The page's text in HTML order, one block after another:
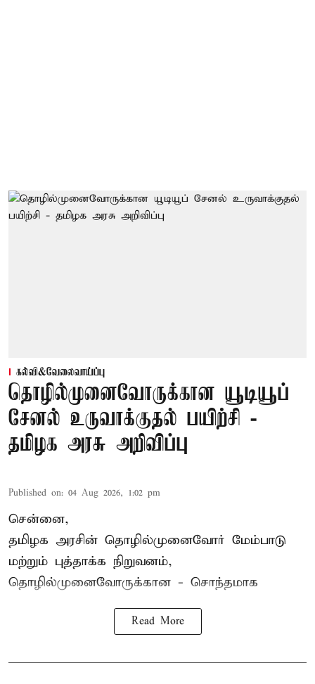
கல்வி&வேலைவாய்ப்பு
தொழில்முனைவோருக்கான யூடியூப்
சேனல் உருவாக்குதல் பயிற்சி -
தமிழக அரசு அறிவிப்பு
Published on: 04 Aug 2026, 1:02 pm
சென்னை,
தமிழக அரசின் தொழில்முனைவோர் மேம்பாடு
மற்றும் புத்தாக்க நிறுவனம்,
தொழில்முனைவோருக்கான - சொந்தமாக
Read More